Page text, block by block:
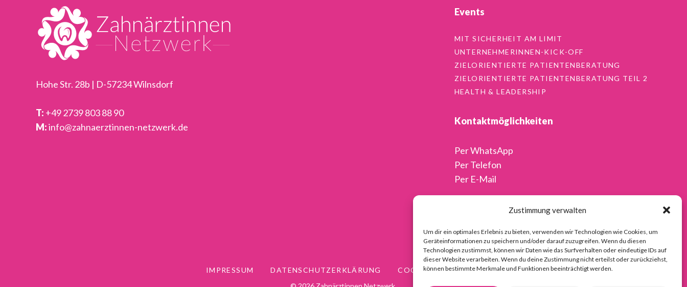
Zustimmung verwalten
Um dir ein optimales Erlebnis zu bieten, verwenden wir Technologien wie Cookies, um
Geräteinformationen zu speichern und/oder darauf zuzugreifen. Wenn du diesen
Technologien zustimmst, können wir Daten wie das Surfverhalten oder eindeutige IDs auf
dieser Website verarbeiten. Wenn du deine Zustimmung nicht erteilst oder zurückziehst,
können bestimmte Merkmale und Funktionen beeinträchtigt werden.
Hohe Str. 28b | D-57234 Wilnsdorf
T: +49 2739 803 88 90
M:info@zahnaerztinnen-netzwerk.de
Events
MIT SICHERHEIT AM LIMIT
UNTERNEHMERINNEN-KICK-OFF
ZIELORIENTIERTE PATIENTENBERATUNG
ZIELORIENTIERTE PATIENTENBERATUNG TEIL 2
HEALTH & LEADERSHIP
Kontaktmöglichkeiten
Per WhatsApp
Per Telefon
Per E-Mail
IMPRESSUM DATENSCHUTZERKLÄRUNG
COOKIE RICHTLINIE